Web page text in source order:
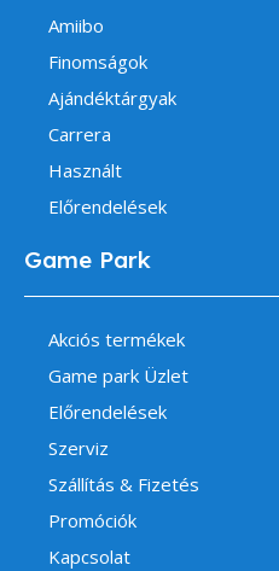
Amiibo
Finomságok
Ajándéktárgyak
Carrera
Használt
Előrendelések
Game Park
Akciós termékek
Game park Üzlet
Előrendelések
Szerviz
Szállítás & Fizetés
Promóciók
Kapcsolat